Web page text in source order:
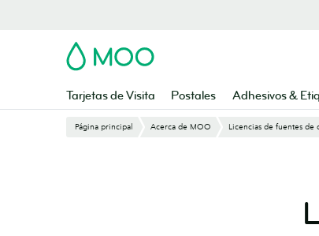
MOO
Tarjetas de Visita Postales Adhesivos &
Página principal Acerca de MOO Licencias de fuentes de